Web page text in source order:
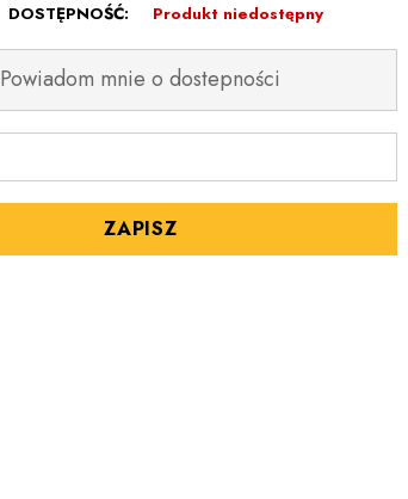
DOSTĘPNOŚĆ:
Produkt niedostępny
Powiadom mnie o dostepności
ZAPISZ